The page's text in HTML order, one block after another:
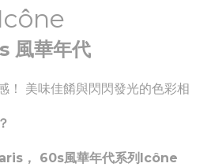
Icône
風華年代
！ 美味佳餚與閃閃發光的色彩相
， 60s風華年代系列Icône